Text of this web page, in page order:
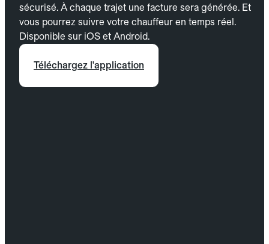
sécurisé. À chaque trajet une facture sera générée. Et
vous pourrez suivre votre chauffeur en temps réel.
Disponible sur iOS et Android.
Téléchargez l'application